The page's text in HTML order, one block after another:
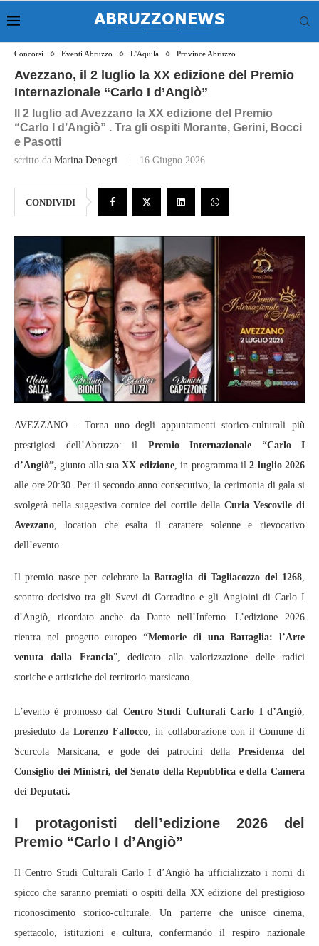
Concorsi Eventi Abruzzo L'Aquila Province Abruzzo
Avezzano, il 2 luglio la XX edizione del Premio
Internazionale “Carlo I d’Angiò”
Il 2 luglio ad Avezzano la XX edizione del Premio
“Carlo I d’Angiò” . Tra gli ospiti Morante, Gerini, Bocci
e Pasotti
scritto da Marina Denegri 16 Giugno 2026
CONDIVIDI
AVEZZANO – Torna uno degli appuntamenti storico‑culturali più
prestigiosi dell’Abruzzo: il Premio Internazionale “Carlo I
d’Angiò”, giunto alla suaXX edizione, in programma il2 luglio 2026
alle ore 20:30. Per il secondo anno consecutivo, la cerimonia di gala si
svolgerà nella suggestiva cornice del cortile della Curia Vescovile di
Avezzano , location che esalta il carattere solenne e rievocativo
dell’evento.
Il premio nasce per celebrare laBattaglia di Tagliacozzo del 1268
scontro decisivo tra gli Svevi di Corradino e gli Angioini di Carlo I
d’Angiò, ricordato anche da Dante nell’Inferno. L’edizione 2026
rientra nel progetto europeo “Memorie di una Battaglia: l’Arte
venuta dalla Francia”, dedicato alla valorizzazione delle radici
storiche e artistiche del territorio marsicano.
L’evento è promosso dal Centro Studi Culturali Carlo I d’Angiò
presieduto da Lorenzo Fallocco , in collaborazione con il Comune di
Scurcola Marsicana, e gode dei patrocini della Presidenza del
Consiglio dei Ministri, del Senato della Repubblica e della Camera
dei Deputati.
I protagonisti dell’edizione 2026 del
Premio “Carlo I d’Angiò”
Il Centro Studi Culturali Carlo I d’Angiò ha ufficializzato i nomi di
spicco che saranno premiati o ospiti della XX edizione del prestigioso
riconoscimento storico‑culturale. Un parterre che unisce cinema,
spettacolo, istituzioni e cultura, confermando il respiro nazionale